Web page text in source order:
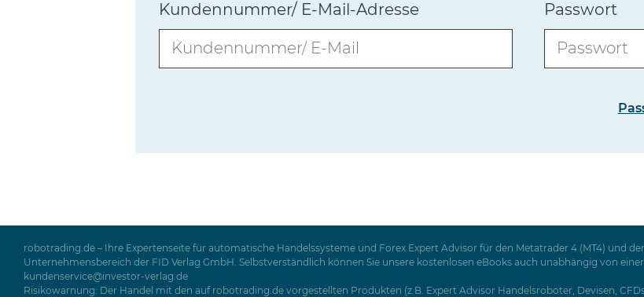
Kundennummer/ E-Mail-Adresse Passwort
robotrading.de – Ihre Expertenseite für automatische Handelssysteme und Forex Expert Advisor für den Metatrader 4 (MT4) und
Unternehmensbereich der FID Verlag GmbH. Selbstverständlich können Sie unsere kostenlosen eBooks auch unabhängig von
kundenservice@investor-verlag.de
Risikowarnung: Der Handel mit den auf robotrading.de vorgestellten Produkten (z.B. Expert Advisor Handelsroboter, Devisen,